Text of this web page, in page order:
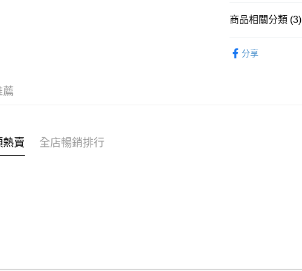
WeChat Pay
送貨方式
商品相關分類 (3)
分享
薦
賣 全店暢銷排行